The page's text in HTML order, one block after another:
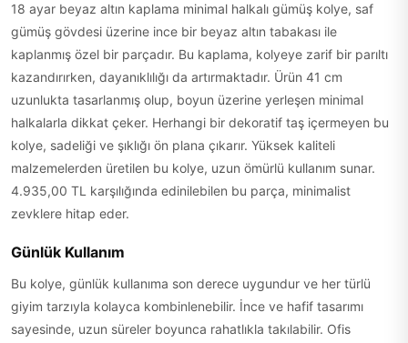
18 ayar beyaz altın kaplama minimal halkalı gümüş kolye, saf
gümüş gövdesi üzerine ince bir beyaz altın tabakası ile
kaplanmış özel bir parçadır. Bu kaplama, kolyeye zarif bir parıltı
kazandırırken, dayanıklılığı da artırmaktadır. Ürün 41 cm
uzunlukta tasarlanmış olup, boyun üzerine yerleşen minimal
halkalarla dikkat çeker. Herhangi bir dekoratif taş içermeyen bu
kolye, sadeliği ve şıklığı ön plana çıkarır. Yüksek kaliteli
malzemelerden üretilen bu kolye, uzun ömürlü kullanım sunar.
4.935,00 TL karşılığında edinilebilen bu parça, minimalist
zevklere hitap eder.
Günlük Kullanım
Bu kolye, günlük kullanıma son derece uygundur ve her türlü
giyim tarzıyla kolayca kombinlenebilir. İnce ve hafif tasarımı
sayesinde, uzun süreler boyunca rahatlıkla takılabilir. Ofis